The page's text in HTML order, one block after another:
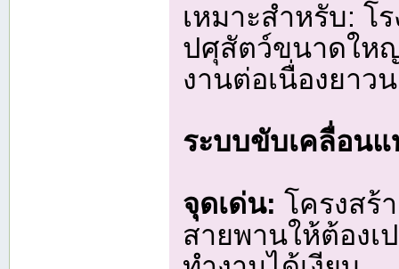
เหมาะสำหรับ: โ
ปศุสัตว์ขนาดให
งานต่อเนื่องยาว
ระบบขับเคลื่อน
จุดเด่น: โครงสร้
สายพานให้ต้อง